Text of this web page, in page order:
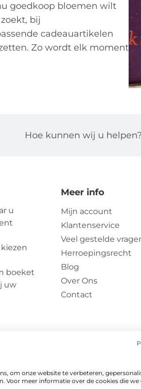
goedkoop bloemen wilt
bij
cadeauartikelen
Zo wordt elk moment
Hoe kunnen wij u helpen?
u
boeket
uw
Meer info
Mijn account
Klantenservice
Veel gestelde
Herroepingsrecht
Blog
Over Ons
Contact
| Disclaimer
om onze website te verbeteren,
Voor meer informatie over de cookies die we